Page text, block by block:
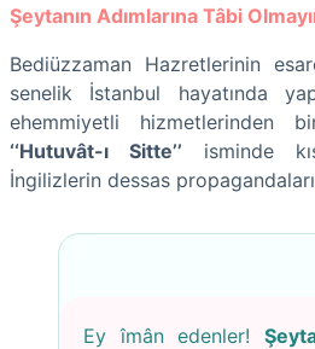
Şeytanın Adımlarına Tâbi
Bediüzzaman Hazretlerinin
senelik İstanbul hayatında
ehemmiyetli hizmetlerinden
‘‘Hutuvât-ı Sitte’’ isminde
İngilizlerin dessas
Ey îmân edenler!